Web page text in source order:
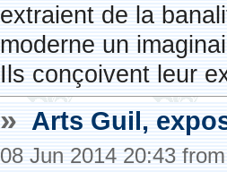
extraient de la
moderne un
Ils conçoivent leur
» Arts Guil,
08 Jun 2014 20:43